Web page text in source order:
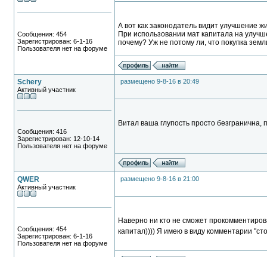
Сообщения: 454
Зарегистрирован: 6-1-16
Пользователя нет на форуме
А вот как законодатель видит улучшение
При использовании мат капитала на
почему? Уж не потому ли, что покупка
Schery
Активный участник
Сообщения: 416
Зарегистрирован: 12-10-14
Пользователя нет на форуме
размещено 9-8-16 в 20:49
Витал ваша глупость просто
QWER
Активный участник
Сообщения: 454
Зарегистрирован: 6-1-16
Пользователя нет на форуме
размещено 9-8-16 в 21:00
Наверно ни кто не сможет
капитал)))) Я имею в виду комментарии